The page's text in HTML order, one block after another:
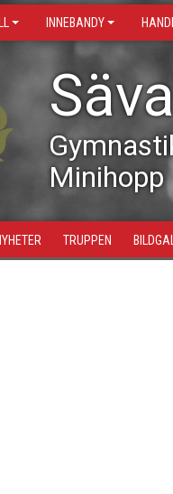
INNEBANDY
Minihopp
TRUPPEN